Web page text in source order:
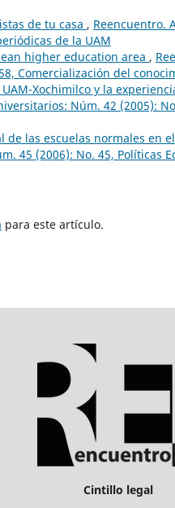
de tu casa , Reencuentro.
de la UAM
higher education area ,
Comercialización del
Xochimilco y la
Núm. 42 (2005):
de las escuelas normales en
45 (2006): No. 45, Políticas
para este artículo.
Cintillo legal